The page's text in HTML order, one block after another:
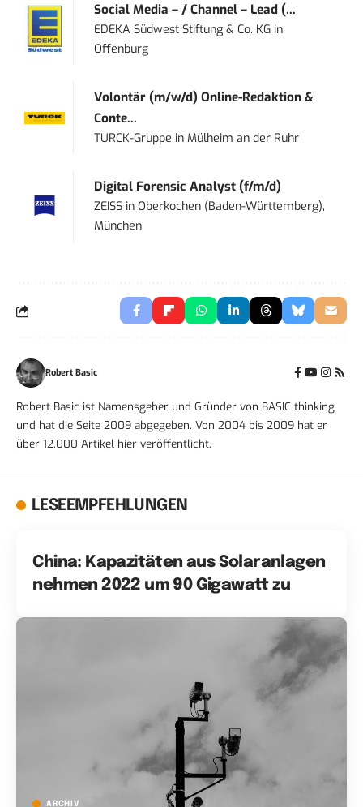
Social Media – / Channel – Lead (...
EDEKA Südwest Stiftung & Co. KG in
Offenburg
Volontär (m/w/d) Online-Redaktion &
Conte...
TURCK-Gruppe inMülheim an der Ruhr
Digital Forensic Analyst (f/m/d)
ZEISS inOberkochen (Baden-Württemberg),
München
Robert Basic
Robert Basic ist Namensgeber und Gründer von BASIC thinking
und hat die Seite 2009 abgegeben. Von 2004 bis 2009 hat er
über 12.000 Artikel hier veröffentlicht.
LESEEMPFEHLUNGEN
China: Kapazitäten aus Solaranlagen
nehmen 2022 um 90 Gigawatt zu
ARCHIV